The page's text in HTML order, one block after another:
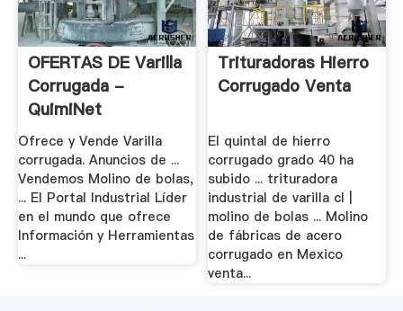
OFERTAS DE Varilla
Corrugada -
QuimiNet
Ofrece y Vende Varilla
corrugada. Anuncios de ...
Vendemos Molino de bolas,
... El Portal Industrial Líder
en el mundo que ofrece
Información y Herramientas
...
Trituradoras Hierro
Corrugado Venta
El quintal de hierro
corrugado grado 40 ha
subido ... trituradora
industrial de varilla cl |
molino de bolas ... Molino
de fábricas de acero
corrugado en Mexico
venta...